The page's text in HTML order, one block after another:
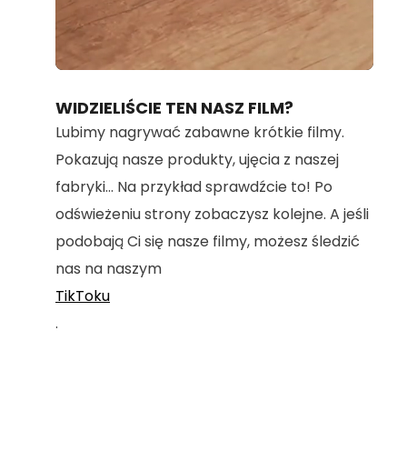
Loaded:
100.00%
WIDZIELIŚCIE TEN NASZ FILM?
Lubimy nagrywać zabawne krótkie filmy.
Pokazują nasze produkty, ujęcia z naszej
fabryki... Na przykład sprawdźcie to! Po
odświeżeniu strony zobaczysz kolejne. A jeśli
podobają Ci się nasze filmy, możesz śledzić
nas na naszym
TikToku
.